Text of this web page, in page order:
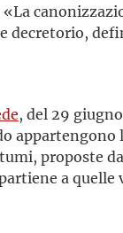
, del 29
proposte
a